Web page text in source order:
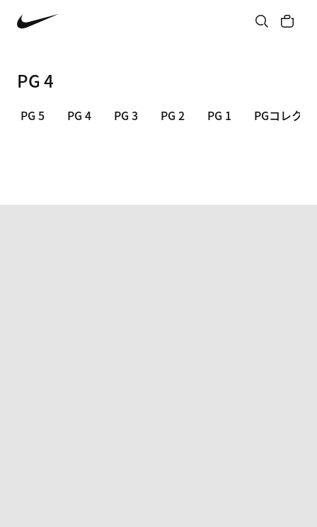
PG 4
PG 5 PG 4 PG 3 PG 2 PG 1 PGコレク